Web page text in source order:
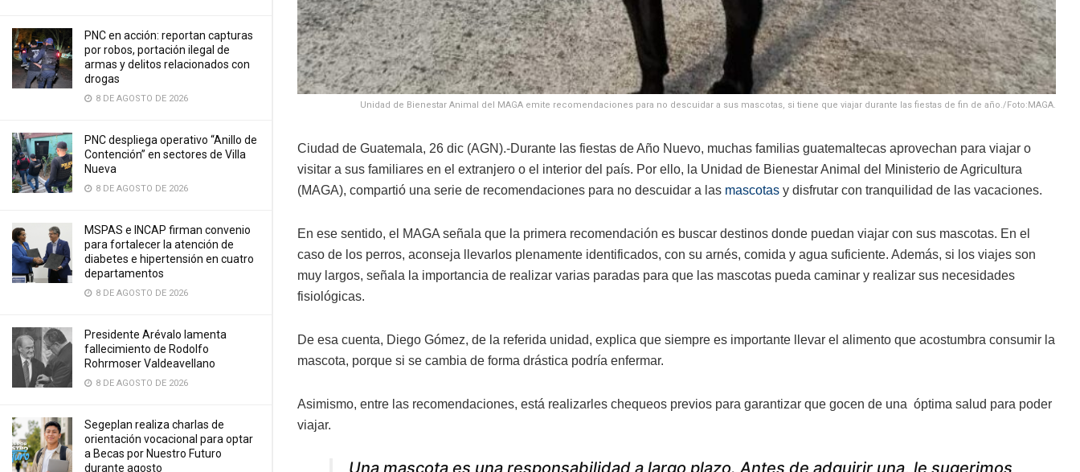
PNC en acción: reportan capturas
por robos, portación ilegal de
armas y delitos relacionados con
drogas
8 DE AGOSTO DE 2026
PNC despliega operativo “Anillo de
Contención” en sectores de Villa
Nueva
8 DE AGOSTO DE 2026
MSPAS e INCAP firman convenio
para fortalecer la atención de
diabetes e hipertensión en cuatro
departamentos
8 DE AGOSTO DE 2026
Presidente Arévalo lamenta
fallecimiento de Rodolfo
Rohrmoser Valdeavellano
8 DE AGOSTO DE 2026
Segeplan realiza charlas de
orientación vocacional para optar
a Becas por Nuestro Futuro
durante agosto
Unidad de Bienestar Animal del MAGA emite recomendaciones para no descuidar a sus mascotas, si tiene que viajar durante las fiestas de fin de año./Foto:MAGA.
Ciudad de Guatemala, 26 dic (AGN).-Durante las fiestas de Año Nuevo, muchas familias guatemaltecas aprovechan para viajar o
visitar a sus familiares en el extranjero o el interior del país. Por ello, la Unidad de Bienestar Animal del Ministerio de Agricultura
(MAGA), compartió una serie de recomendaciones para no descuidar a las mascotas y disfrutar con tranquilidad de las vacaciones.
En ese sentido, el MAGA señala que la primera recomendación es buscar destinos donde puedan viajar con sus mascotas. En el
caso de los perros, aconseja llevarlos plenamente identificados, con su arnés, comida y agua suficiente. Además, si los viajes son
muy largos, señala la importancia de realizar varias paradas para que las mascotas pueda caminar y realizar sus necesidades
fisiológicas.
De esa cuenta, Diego Gómez, de la referida unidad, explica que siempre es importante llevar el alimento que acostumbra consumir la
mascota, porque si se cambia de forma drástica podría enfermar.
Asimismo, entre las recomendaciones, está realizarles chequeos previos para garantizar que gocen de una óptima salud para poder
viajar.